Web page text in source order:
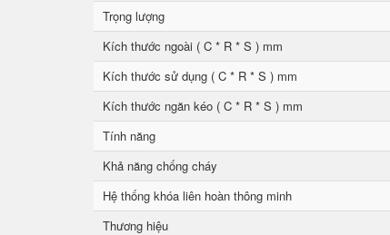
Trọng lượng
Kích thước ngoài ( C * R * S ) mm
Kích thước sử dụng ( C * R * S ) mm
Kích thước ngăn kéo ( C * R * S ) mm
Tính năng
Khả năng chống cháy
Hệ thống khóa liên hoàn thông minh
Thương hiệu